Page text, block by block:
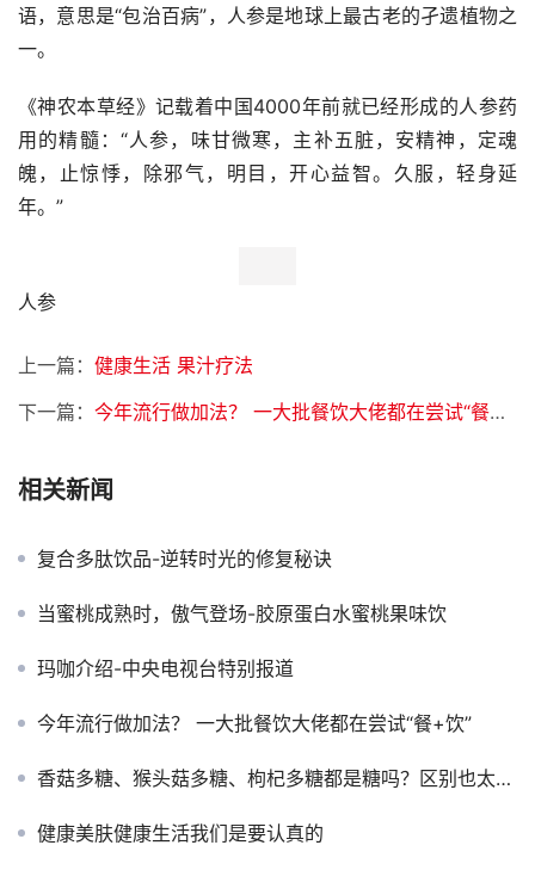
语，意思是“包治百病”，人参是地球上最古老的孑遗植物之
一。
《神农本草经》记载着中国4000年前就已经形成的人参药
用的精髓：“人参，味甘微寒，主补五脏，安精神，定魂
魄，止惊悸，除邪气，明目，开心益智。久服，轻身延
年。”
人参
上一篇： 健康生活 果汁疗法
下一篇： 今年流行做加法？ 一大批餐饮大佬都在尝试“餐+饮”
相关新闻
复合多肽饮品-逆转时光的修复秘诀
当蜜桃成熟时，傲气登场-胶原蛋白水蜜桃果味饮
玛咖介绍-中央电视台特别报道
今年流行做加法？ 一大批餐饮大佬都在尝试“餐+饮”
香菇多糖、猴头菇多糖、枸杞多糖都是糖吗？区别也太大了吧？
健康美肤健康生活我们是要认真的